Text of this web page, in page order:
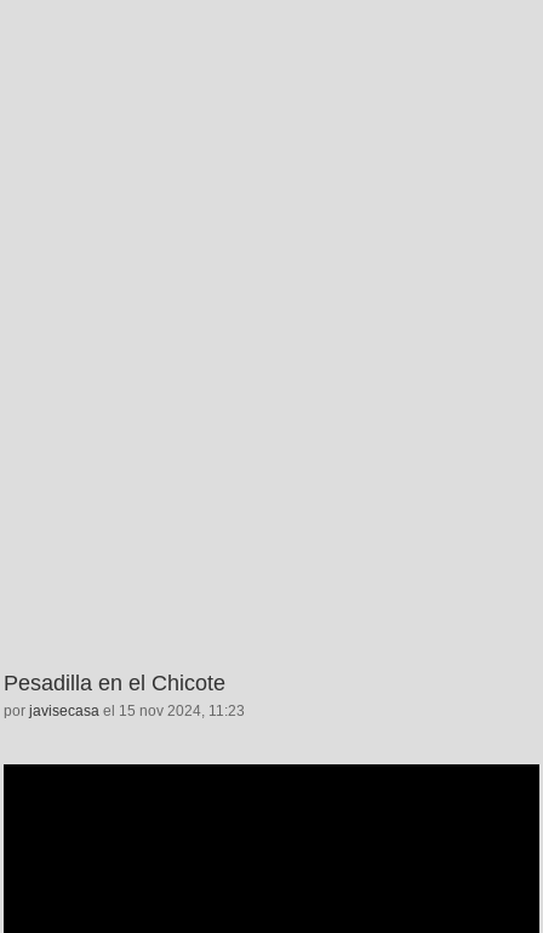
Pesadilla en el Chicote
por javisecasa el 15 nov 2024, 11:23